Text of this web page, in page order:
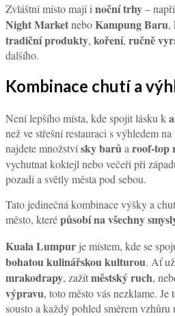
Zvláštní místo mají i noční trhy–
Night MarketneboKampung Baru,
tradiční produkty, koření, ručně
dalšího.
Kombinace chutí a
Není lepšího místa, kde spojit lásku k
než ve střešní restauraci s výhledem
najdete množstvísky barůa roof-top
vychutnat koktejl nebo večeři při
pozadí a světly města pod sebou.
Tato jedinečná kombinace výšky a
město, kterépůsobí na všechny
Kuala Lumpur je místem, kde se
bohatou kulinářskou kulturou. Ať
mrakodrapy, zažítměstský ruch,
výpravu, toto město vás nezklame. Je
sousto a každý pohled směrem